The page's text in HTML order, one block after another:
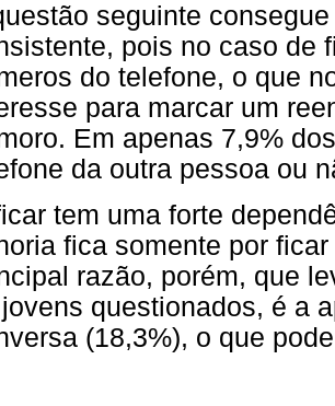
seguinte
pois no caso de
do telefone, o que
para marcar um
Em apenas 7,9%
da outra pessoa ou
tem uma forte
fica somente por
razão, porém, que
questionados, é a
(18,3%), o que